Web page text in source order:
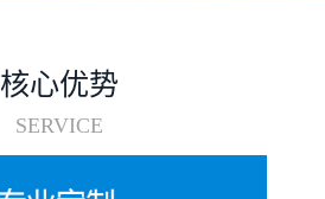
核心优势
SERVICE